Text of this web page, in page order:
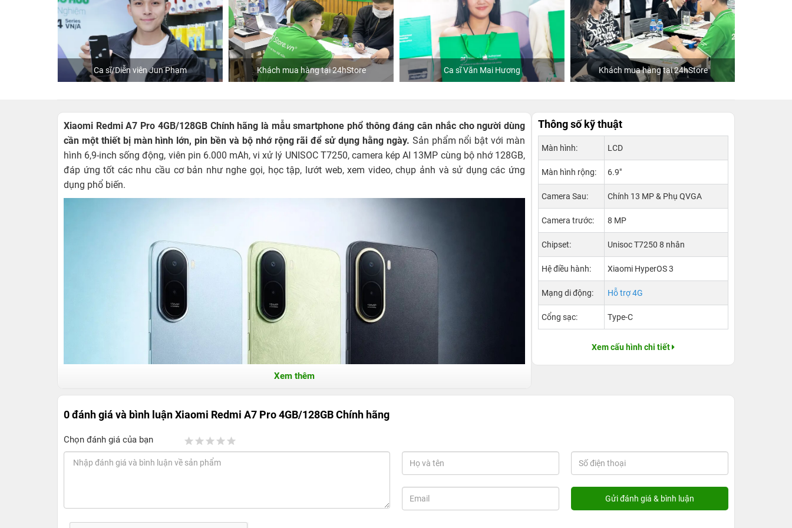
Ca sĩ/Diễn viên Jun Phạm Khách mua hàng tại 24hStore Ca sĩ Văn Mai Hương Khách mua hàng tại 24hStore
Xiaomi Redmi A7 Pro 4GB/128GB Chính hãng là mẫu smartphone phổ thông đáng cân nhắc cho người dùng
cần một thiết bị màn hình lớn, pin bền và bộ nhớ rộng rãi để sử dụng hằng ngày. Sản phẩm nổi bật với màn
hình 6,9-inch sống động, viên pin 6.000 mAh, vi xử lý UNISOC T7250, camera kép AI 13MP cùng bộ nhớ 128GB,
đáp ứng tốt các nhu cầu cơ bản như nghe gọi, học tập, lướt web, xem video, chụp ảnh và sử dụng các ứng
dụng phổ biến.
Xiaomi Redmi A7 Pro 4GB/128GB chính hãng:
Xem thêm
Thông số kỹ thuật
Màn hình: LCD
Màn hình rộng: 6.9"
Camera Sau: Chính 13 MP & Phụ QVGA
Camera trước: 8 MP
Chipset: Unisoc T7250 8 nhân
Hệ điều hành: Xiaomi HyperOS 3
Mạng di động: Hỗ trợ 4G
Cổng sạc: Type-C
Xem cấu hình chi tiết
0 đánh giá và bình luậnXiaomi Redmi A7 Pro 4GB/128GB Chính hãng
Chọn đánh giá của bạn